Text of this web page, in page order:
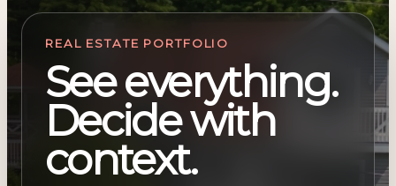
REAL ESTATE PORTFOLIO
See everything.
Decide with
context.